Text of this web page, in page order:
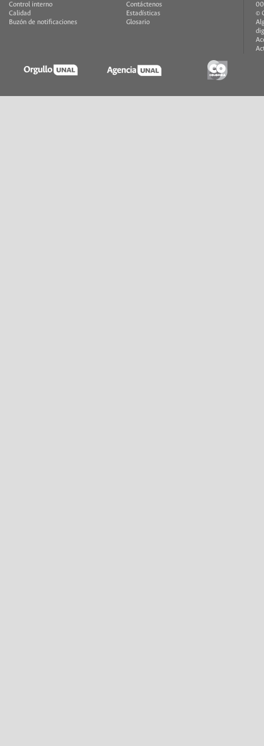
Control interno
Calidad
Buzón de notificaciones
Contáctenos
Estadísticas
Glosario
©